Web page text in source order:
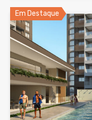
Em Destaque